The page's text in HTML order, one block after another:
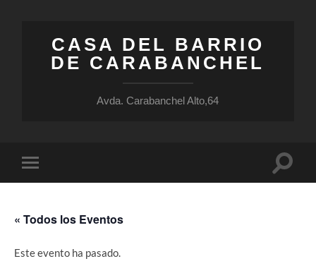
CASA DEL BARRIO
DE CARABANCHEL
Avda. Carabanchel Alto,64
Alternar
el
« Todos los Eventos
Este evento ha pasado.